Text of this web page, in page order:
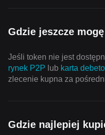
Gdzie jeszcze
Jeśli token nie jest
rynek P2P lub karta
zlecenie kupna za
Gdzie najlepiej